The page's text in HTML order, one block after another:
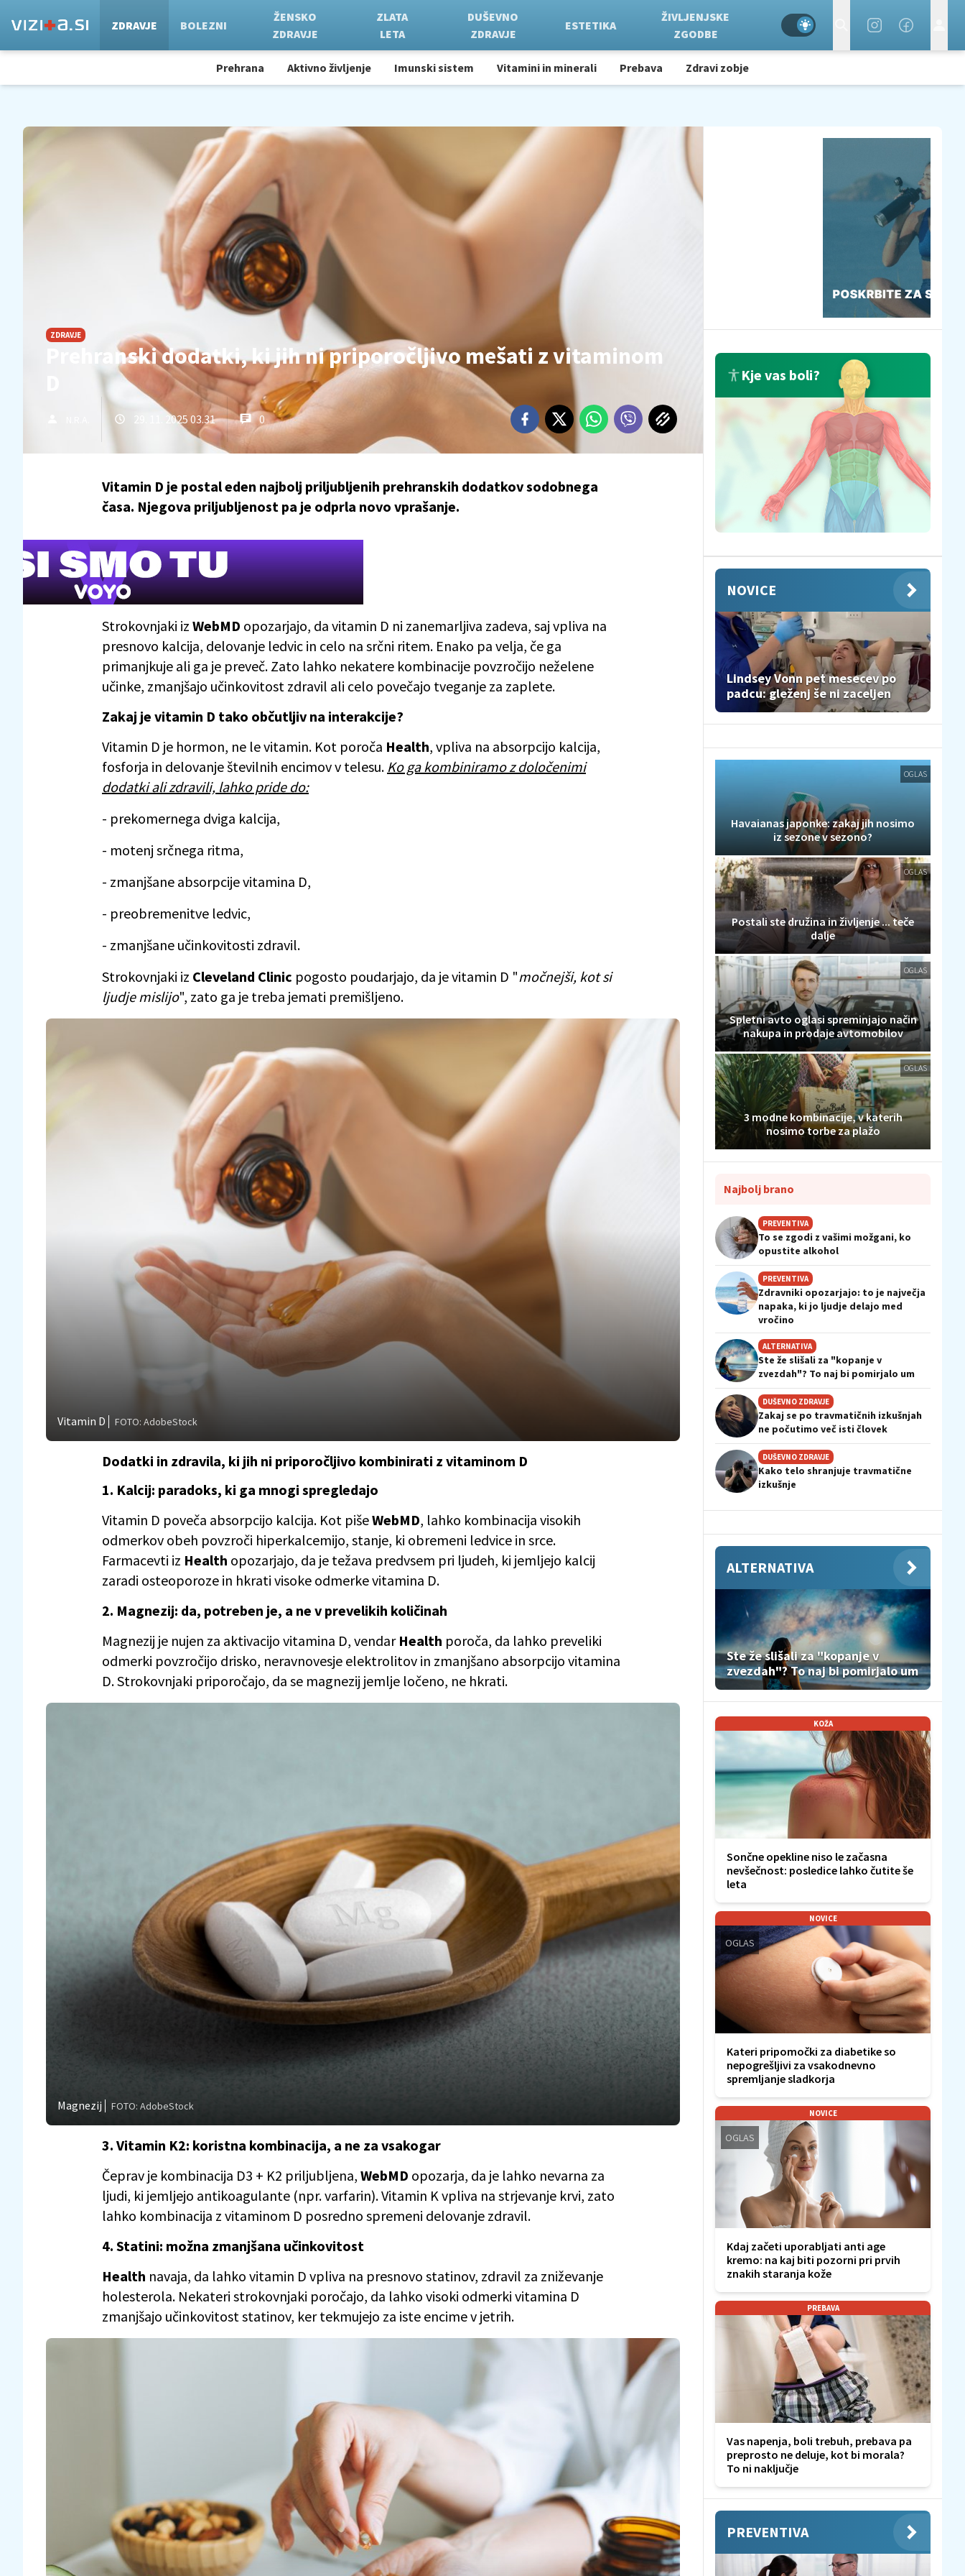
ZDRAVJE BOLEZNI
ŽENSKO
ZDRAVJE
ZLATA
LETA
DUŠEVNO
ZDRAVJE
ESTETIKA
ŽIVLJENJSKE
ZGODBE
Prehrana Aktivno življenje Imunski sistem Vitamini in minerali Prebava Zdravi zobje
ZDRAVJE
Prehranski dodatki, ki jih ni priporočljivo mešati z vitaminom
29. 11. 2025 03.31 0
Vitamin D je postal eden najbolj priljubljenih prehranskih dodatkov sodobnega
časa. Njegova priljubljenost pa je odprla novo vprašanje.
Strokovnjaki iz WebMD opozarjajo, da vitamin D ni zanemarljiva zadeva, saj vpliva na
presnovo kalcija, delovanje ledvic in celo na srčni ritem. Enako pa velja, če ga
primanjkuje ali ga je preveč. Zato lahko nekatere kombinacije povzročijo neželene
učinke, zmanjšajo učinkovitost zdravil ali celo povečajo tveganje za zaplete.
Zakaj je vitamin D tako občutljiv na interakcije?
Vitamin D je hormon, ne le vitamin. Kot poroča Health, vpliva na absorpcijo kalcija,
fosforja in delovanje številnih encimov v telesu. Ko ga kombiniramo z določenimi
dodatki ali zdravili, lahko pride do:
- prekomernega dviga kalcija,
- motenj srčnega ritma,
- zmanjšane absorpcije vitamina D,
- preobremenitve ledvic,
- zmanjšane učinkovitosti zdravil.
Strokovnjaki iz Cleveland Clinic pogosto poudarjajo, da je vitamin D "močnejši, kot si
ljudje mislijo", zato ga je treba jemati premišljeno.
Vitamin D FOTO: AdobeStock
Dodatki in zdravila, ki jih ni priporočljivo kombinirati z vitaminom D
1. Kalcij: paradoks, ki ga mnogi spregledajo
Vitamin D poveča absorpcijo kalcija. Kot pišeWebMD, lahko kombinacija visokih
odmerkov obeh povzroči hiperkalcemijo, stanje, ki obremeni ledvice in srce.
Farmacevti iz Health opozarjajo, da je težava predvsem pri ljudeh, ki jemljejo kalcij
zaradi osteoporoze in hkrati visoke odmerke vitamina D.
2. Magnezij: da, potreben je, a ne v prevelikih količinah
Magnezij je nujen za aktivacijo vitamina D, vendar Health poroča, da lahko preveliki
odmerki povzročijo drisko, neravnovesje elektrolitov in zmanjšano absorpcijo vitamina
D. Strokovnjaki priporočajo, da se magnezij jemlje ločeno, ne hkrati.
Magnezij FOTO: AdobeStock
3. Vitamin K2: koristna kombinacija, a ne za vsakogar
Čeprav je kombinacija D3 + K2 priljubljena, WebMD opozarja, da je lahko nevarna za
ljudi, ki jemljejo antikoagulante (npr. varfarin). Vitamin K vpliva na strjevanje krvi, zato
lahko kombinacija z vitaminom D posredno spremeni delovanje zdravil.
4. Statini: možna zmanjšana učinkovitost
Health navaja, da lahko vitamin D vpliva na presnovo statinov, zdravil za zniževanje
holesterola. Nekateri strokovnjaki poročajo, da lahko visoki odmerki vitamina D
zmanjšajo učinkovitost statinov, ker tekmujejo za iste encime v jetrih.
Kje vas boli?
NOVICE
Lindsey Vonn pet mesecev po
padcu: gleženj še ni zaceljen
OGLAS
Havaianas japonke: zakaj jih nosimo
iz sezone v sezono?
OGLAS
Postali ste družina in življenje ... teče
dalje
OGLAS
Spletni avto oglasi spreminjajo način
nakupa in prodaje avtomobilov
OGLAS
3 modne kombinacije, v katerih
nosimo torbe za plažo
Najbolj brano
PREVENTIVA
To se zgodi z vašimi možgani, ko
opustite alkohol
PREVENTIVA
Zdravniki opozarjajo: to je največja
napaka, ki jo ljudje delajo med
vročino
ALTERNATIVA
Ste že slišali za "kopanje v
zvezdah"? To naj bi pomirjalo um
DUŠEVNO ZDRAVJE
Zakaj se po travmatičnih izkušnjah
ne počutimo več isti človek
DUŠEVNO ZDRAVJE
Kako telo shranjuje travmatične
izkušnje
ALTERNATIVA
Ste že slišali za "kopanje v
zvezdah"? To naj bi pomirjalo um
KOŽA
Sončne opekline niso le začasna
nevšečnost: posledice lahko čutite še
leta
NOVICE
OGLAS
Kateri pripomočki za diabetike so
nepogrešljivi za vsakodnevno
spremljanje sladkorja
NOVICE
OGLAS
Kdaj začeti uporabljati anti age
kremo: na kaj biti pozorni pri prvih
znakih staranja kože
PREBAVA
Vas napenja, boli trebuh, prebava pa
preprosto ne deluje, kot bi morala?
To ni naključje
PREVENTIVA